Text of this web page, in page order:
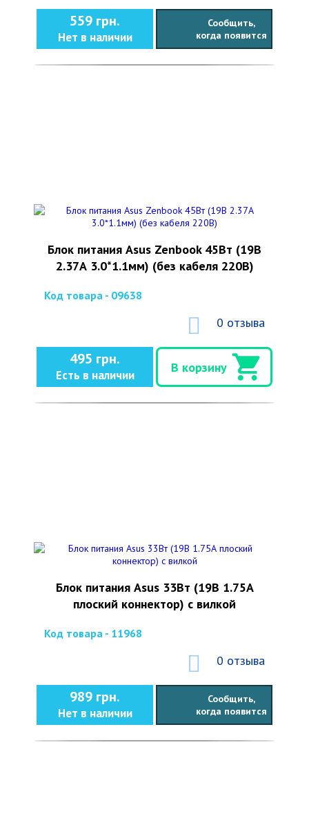
559 грн.
Нет в наличии
Сообщить,
когда появится
Блок питания Asus Zenbook 45Вт (19В
2.37А 3.0*1.1мм) (без кабеля 220В)
Код товара - 09638
0 отзыва
495 грн.
Есть в наличии
В корзину
Блок питания Asus 33Вт (19В 1.75А
плоский коннектор) с вилкой
Код товара - 11968
0 отзыва
989 грн.
Нет в наличии
Сообщить,
когда появится